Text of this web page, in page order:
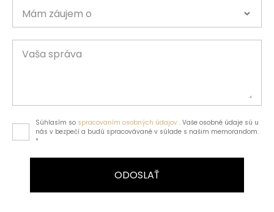
Mám záujem o
Vaša správa
Súhlasím so spracovaním osobných údajov . Vaše osobné údaje sú u
nás v bezpečí a budú spracovávané v súlade s našim memorandom.
*
ODOSLAŤ